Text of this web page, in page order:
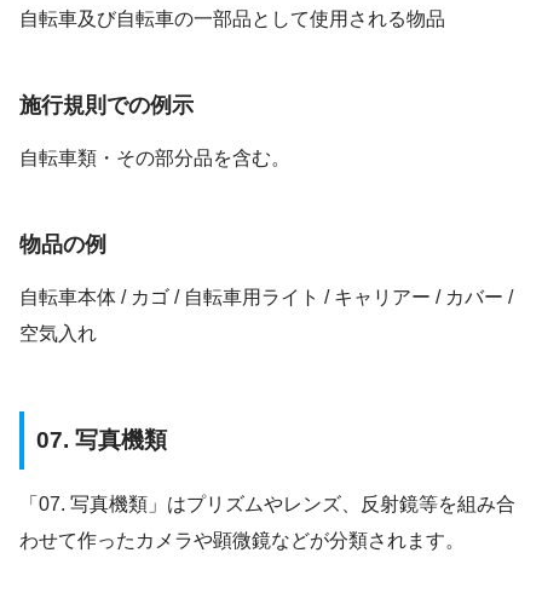
自転車及び自転車の一部品として使用される物品
施行規則での例示
自転車類・その部分品を含む。
物品の例
自転車本体 / カゴ / 自転車用ライト / キャリアー / カバー /
空気入れ
07. 写真機類
「07. 写真機類」はプリズムやレンズ、反射鏡等を組み合
わせて作ったカメラや顕微鏡などが分類されます。